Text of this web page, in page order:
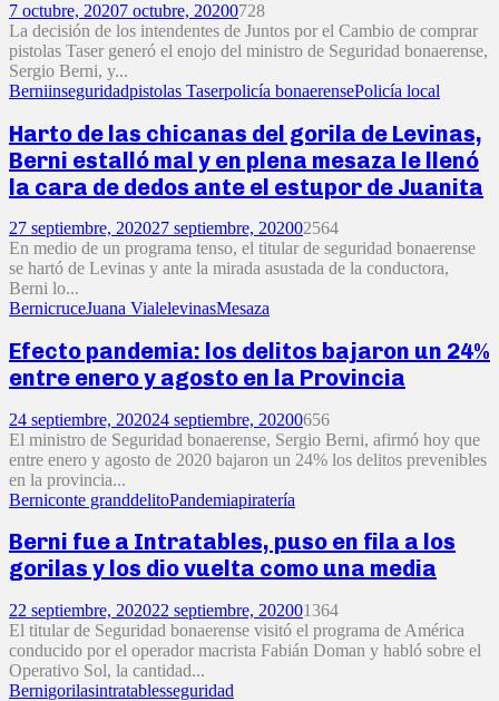
7 octubre, 20207 octubre, 20200728
La decisión de los intendentes de Juntos por el Cambio de comprar
pistolas Taser generó el enojo del ministro de Seguridad bonaerense,
Sergio Berni, y...
Berniinseguridadpistolas Taserpolicía bonaerensePolicía local
Harto de las chicanas del gorila de Levinas,
Berni estalló mal y en plena mesaza le llenó
la cara de dedos ante el estupor de Juanita
27 septiembre, 202027 septiembre, 202002564
En medio de un programa tenso, el titular de seguridad bonaerense
se hartó de Levinas y ante la mirada asustada de la conductora,
Berni lo...
BernicruceJuana VialelevinasMesaza
Efecto pandemia: los delitos bajaron un 24%
entre enero y agosto en la Provincia
24 septiembre, 202024 septiembre, 20200656
El ministro de Seguridad bonaerense, Sergio Berni, afirmó hoy que
entre enero y agosto de 2020 bajaron un 24% los delitos prevenibles
en la provincia...
Berniconte granddelitoPandemiapiratería
Berni fue a Intratables, puso en fila a los
gorilas y los dio vuelta como una media
22 septiembre, 202022 septiembre, 202001364
El titular de Seguridad bonaerense visitó el programa de América
conducido por el operador macrista Fabián Doman y habló sobre el
Operativo Sol, la cantidad...
Bernigorilasintratablesseguridad